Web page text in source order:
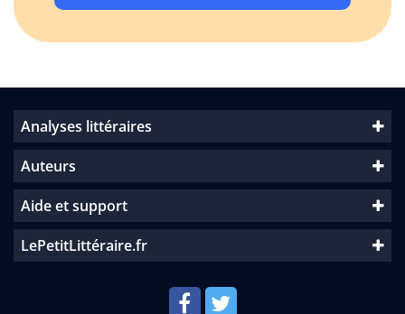
Analyses littéraires
Auteurs
Aide et support
LePetitLittéraire.fr